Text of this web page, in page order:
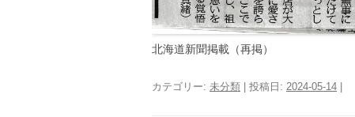
北海道新聞掲載（再掲）
カテゴリー: 未分類 | 投稿日: 2024-05-14 |